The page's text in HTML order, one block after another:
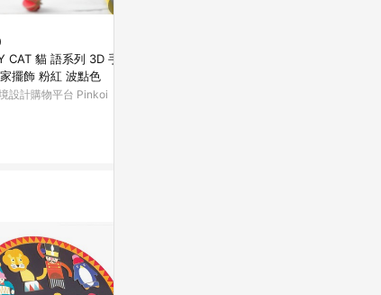
CAT 貓 語系列 3D 手作
擺飾 粉紅 波點色
設計購物平台 Pinkoi